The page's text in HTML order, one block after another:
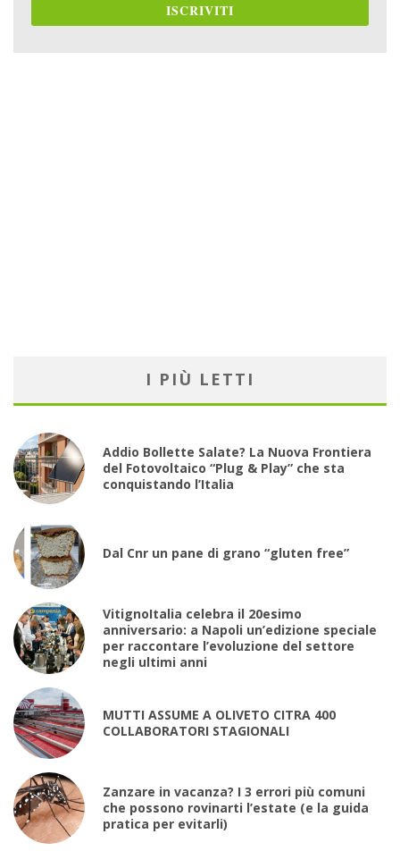
ISCRIVITI
I PIÙ LETTI
Addio Bollette Salate? La Nuova Frontiera
del Fotovoltaico “Plug & Play” che sta
conquistando l’Italia
Dal Cnr un pane di grano “gluten free”
VitignoItalia celebra il 20esimo
anniversario: a Napoli un’edizione speciale
per raccontare l’evoluzione del settore
negli ultimi anni
MUTTI ASSUME A OLIVETO CITRA 400
COLLABORATORI STAGIONALI
Zanzare in vacanza? I 3 errori più comuni
che possono rovinarti l’estate (e la guida
pratica per evitarli)